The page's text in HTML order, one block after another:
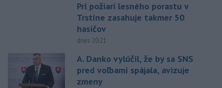
Pri požiari lesného porastu v
Trstíne zasahuje takmer 50
hasičov
dnes 20:21
A. Danko vylúčil, že by sa SNS
pred voľbami spájala, avizuje
zmeny